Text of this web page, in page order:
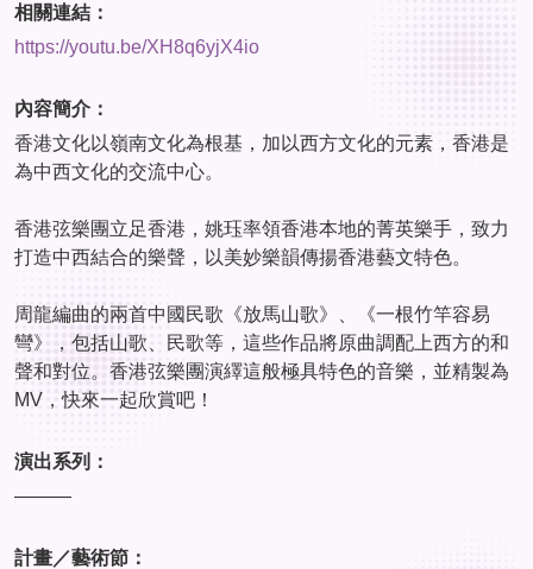
相關連結：
https://youtu.be/XH8q6yjX4io
內容簡介：
香港文化以嶺南文化為根基，加以西方文化的元素，香港是
為中西文化的交流中心。
香港弦樂團立足香港，姚珏率領香港本地的菁英樂手，致力
打造中西結合的樂聲，以美妙樂韻傳揚香港藝文特色。
周龍編曲的兩首中國民歌《放馬山歌》、《一根竹竿容易
彎》，包括山歌、民歌等，這些作品將原曲調配上西方的和
聲和對位。香港弦樂團演繹這般極具特色的音樂，並精製為
MV，快來一起欣賞吧！
演出系列：
———
計畫／藝術節：